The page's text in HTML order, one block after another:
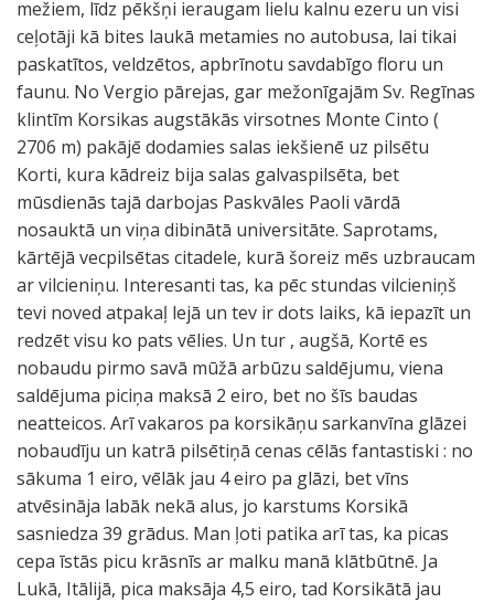
mežiem, līdz pēkšņi ieraugam lielu kalnu ezeru un visi
ceļotāji kā bites laukā metamies no autobusa, lai tikai
paskatītos, veldzētos, apbrīnotu savdabīgo floru un
faunu. No Vergio pārejas, gar mežonīgajām Sv. Regīnas
klintīm Korsikas augstākās virsotnes Monte Cinto (
2706 m) pakājē dodamies salas iekšienē uz pilsētu
Korti, kura kādreiz bija salas galvaspilsēta, bet
mūsdienās tajā darbojas Paskvāles Paoli vārdā
nosauktā un viņa dibinātā universitāte. Saprotams,
kārtējā vecpilsētas citadele, kurā šoreiz mēs uzbraucam
ar vilcieniņu. Interesanti tas, ka pēc stundas vilcieniņš
tevi noved atpakaļ lejā un tev ir dots laiks, kā iepazīt un
redzēt visu ko pats vēlies. Un tur , augšā, Kortē es
nobaudu pirmo savā mūžā arbūzu saldējumu, viena
saldējuma piciņa maksā 2 eiro, bet no šīs baudas
neatteicos. Arī vakaros pa korsikāņu sarkanvīna glāzei
nobaudīju un katrā pilsētiņā cenas cēlās fantastiski : no
sākuma 1 eiro, vēlāk jau 4 eiro pa glāzi, bet vīns
atvēsināja labāk nekā alus, jo karstums Korsikā
sasniedza 39 grādus. Man ļoti patika arī tas, ka picas
cepa īstās picu krāsnīs ar malku manā klātbūtnē. Ja
Lukā, Itālijā, pica maksāja 4,5 eiro, tad Korsikātā jau